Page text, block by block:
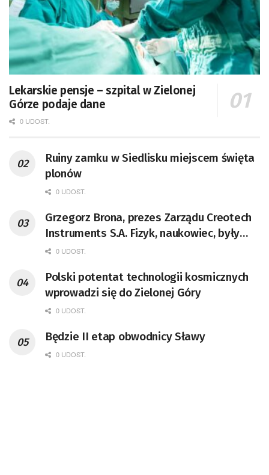
Lekarskie pensje – szpital w Zielonej
Górze podaje dane
0 UDOST.
Ruiny zamku w Siedlisku miejscem święta
plonów
0 UDOST.
Grzegorz Brona, prezes Zarządu Creotech
Instruments S.A. Fizyk, naukowiec, były
pracownik CERN w Genewie,
doktor habilitowany nauk fizycznych,
koordynator Rady Sektorowej ds.
Kompetencji Przemysłu Lotniczo-
Badań Kosmicznych i Satelitarnych PAN.
0 UDOST.
Polski potentat technologii kosmicznych
wprowadzi się do Zielonej Góry
0 UDOST.
Będzie II etap obwodnicy Sławy
0 UDOST.